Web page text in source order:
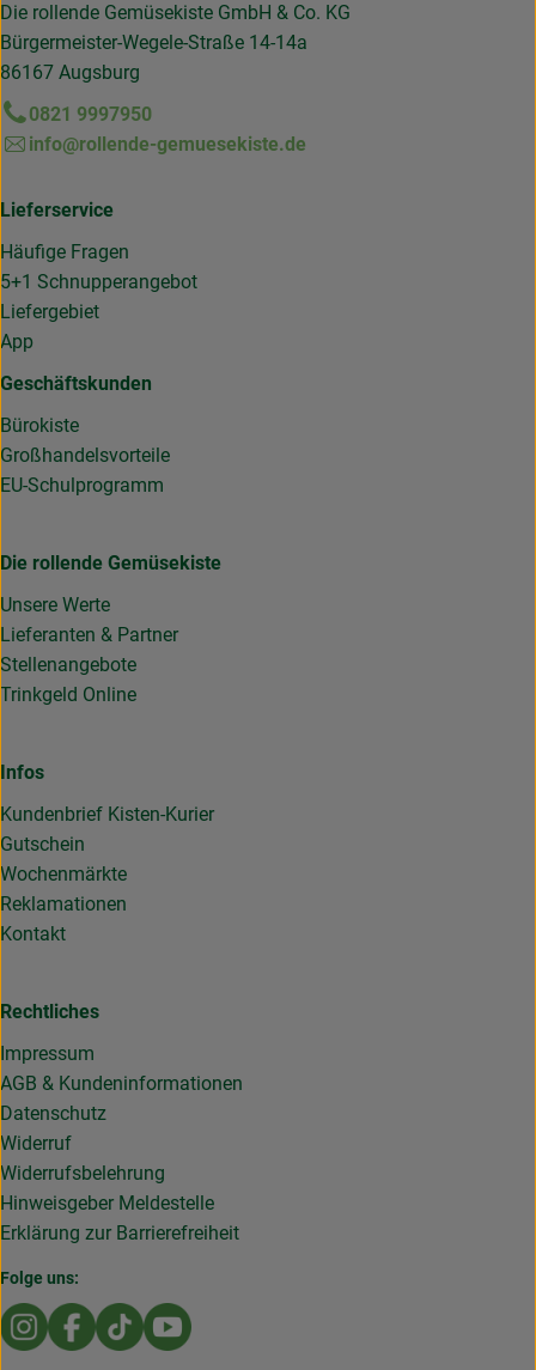
Die rollende Gemüsekiste GmbH & Co. KG
Bürgermeister-Wegele-Straße 14-14a
86167 Augsburg
0821 9997950
info@rollende-gemuesekiste.de
Lieferservice
Häufige Fragen
5+1 Schnupperangebot
Liefergebiet
App
Geschäftskunden
Bürokiste
Großhandelsvorteile
EU-Schulprogramm
Die rollende Gemüsekiste
Unsere Werte
Lieferanten & Partner
Stellenangebote
Trinkgeld Online
Infos
Kundenbrief Kisten-Kurier
Gutschein
Wochenmärkte
Reklamationen
Kontakt
Rechtliches
Impressum
AGB & Kundeninformationen
Datenschutz
Widerruf
Widerrufsbelehrung
Hinweisgeber Meldestelle
Erklärung zur Barrierefreiheit
Folge uns:
Externer Link zu https://www.instagram.com/
Externer Link zu https://www.facebook.com/
Externer Link zu https://www.tiktok.com/
Externer Link zu https://